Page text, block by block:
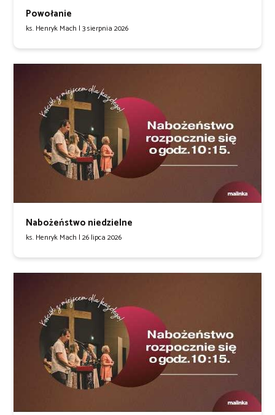
Powołanie
ks. Henryk Mach | 3 sierpnia 2026
Nabożeństwo niedzielne
ks. Henryk Mach | 26 lipca 2026